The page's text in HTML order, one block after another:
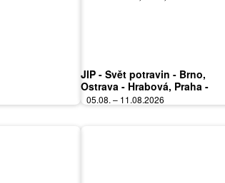
JIP - Svět potravin - Brno,
Ostrava - Hrabová, Praha -
Bořanovice, Jilemnice, Karlovy
05.08. – 11.08.2026